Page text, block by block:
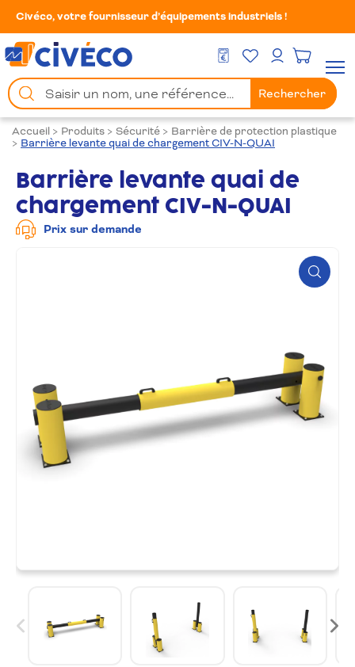
Civéco, votre fournisseur d’équipements industriels !
DEVIS GRATUIT
Mes FavorisMon compte
Chercher
un
produit
Rechercher
Accueil > Produits > Sécurité > Barrière de protection plastique
> Barrière levante quai de chargement CIV-N-QUAI
Barrière levante quai de
chargement CIV-N-QUAI
Prix sur demande
Zoom